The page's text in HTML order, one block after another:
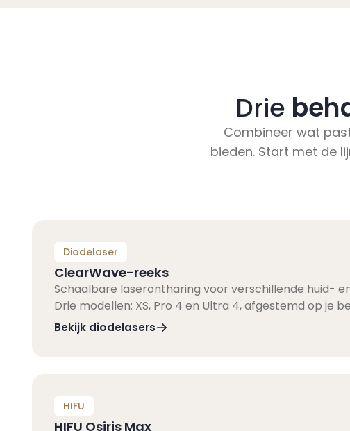
Drie
Combineer wat
bieden. Start met de
Diodelaser
ClearWave-reeks
Schaalbare laserontharing voor verschillende huid-
Drie modellen: XS, Pro 4 en Ultra 4, afgestemd op je
Bekijk diodelasers
HIFU
HIFU Osiris Max